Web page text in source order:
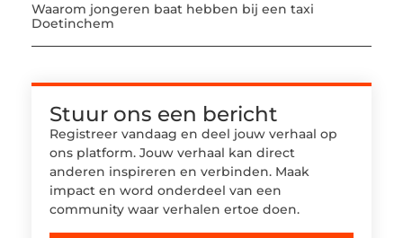
Waarom jongeren baat hebben bij een taxi
Doetinchem
Stuur ons een bericht
Registreer vandaag en deel jouw verhaal op
ons platform. Jouw verhaal kan direct
anderen inspireren en verbinden. Maak
impact en word onderdeel van een
community waar verhalen ertoe doen.